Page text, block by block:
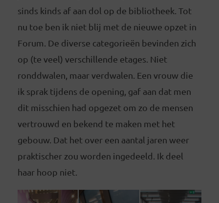
sinds kinds af aan dol op de bibliotheek. Tot
nu toe ben ik niet blij met de nieuwe opzet in
Forum. De diverse categorieën bevinden zich
op (te veel) verschillende etages. Niet
ronddwalen, maar verdwalen. Een vrouw die
ik sprak tijdens de opening, gaf aan dat men
dit misschien had opgezet om zo de mensen
vertrouwd en bekend te maken met het
gebouw. Dat het over een aantal jaren weer
praktischer zou worden ingedeeld. Ik deel
haar hoop niet.